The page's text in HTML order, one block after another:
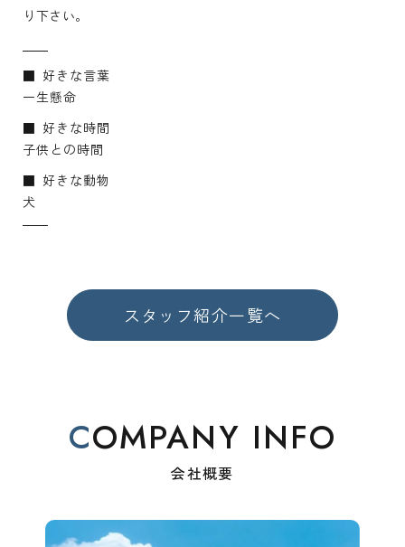
り下さい。
好きな言葉
一生懸命
好きな時間
子供との時間
好きな動物
犬
スタッフ紹介一覧へ
COMPANY INFO
会社概要